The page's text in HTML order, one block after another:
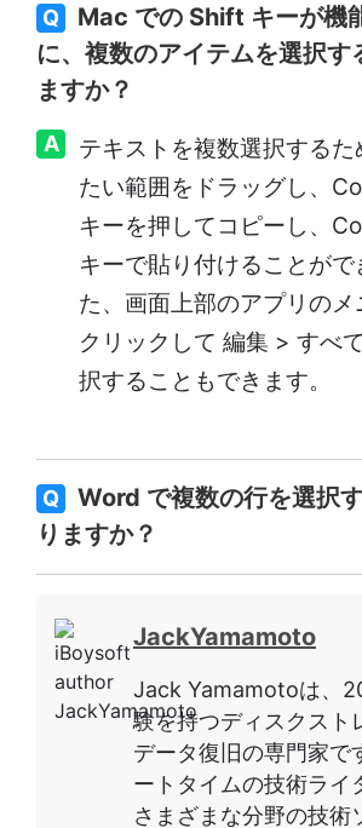
Q
Mac での Shift キーが機
に、複数のアイテムを選択す
ますか？
A
テキストを複数選択するた
たい範囲をドラッグし、
キーを押してコピーし、
キーで貼り付けることがで
た、画面上部のアプリのメ
クリックして 編集 > すべ
択することもできます。
Q
Word で複数の行を選択
りますか？
JackYamamoto
Jack Yamamotoは、
験を持つディスクスト
データ復旧の専門家で
ートタイムの技術ライ
さまざまな分野の技術